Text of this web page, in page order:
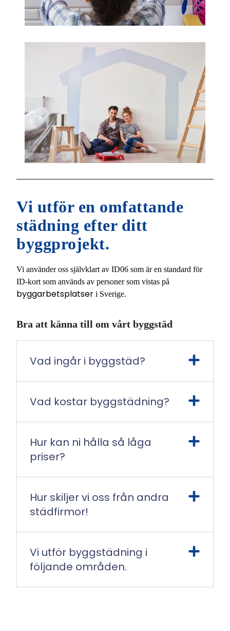
Vi utför en omfattande
städning efter ditt
byggprojekt.
Vi använder oss självklart av ID06 som är en standard för
ID-kort som används av personer som vistas på
byggarbetsplatser i Sverige.
Bra att känna till om vårt byggstäd
Vad ingår i byggstäd?
Vad kostar byggstädning?
Hur kan ni hålla så låga
priser?
Hur skiljer vi oss från andra
städfirmor!
Vi utför byggstädning i
följande områden.